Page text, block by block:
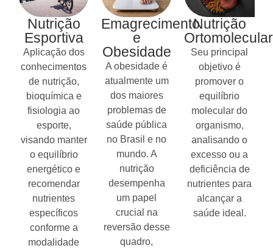
Nutrição
Esportiva
Aplicação dos
conhecimentos
de nutrição,
bioquímica e
fisiologia ao
esporte,
visando manter
o equilíbrio
energético e
recomendar
nutrientes
específicos
conforme a
modalidade
Emagrecimento
e
Obesidade
A obesidade é
atualmente um
dos maiores
problemas de
saúde pública
no Brasil e no
mundo. A
nutrição
desempenha
um papel
crucial na
reversão desse
quadro,
Nutrição
Ortomolecular
Seu principal
objetivo é
promover o
equilíbrio
molecular do
organismo,
analisando o
excesso ou a
deficiência de
nutrientes para
alcançar a
saúde ideal.